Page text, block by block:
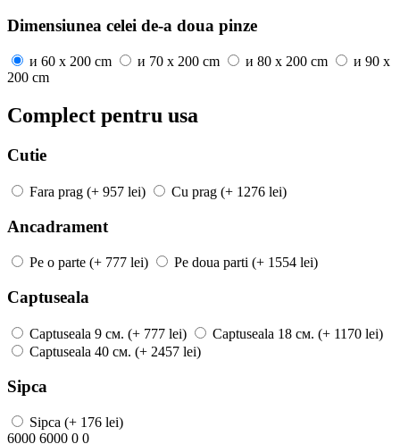
Dimensiunea celei de-a doua pinze
и 60 x 200 cm и 70 x 200 cm и 80 x 200 cm и 90 x
200 cm
Complect pentru usa
Cutie
Fara prag (+ 957 lei) Cu prag (+ 1276 lei)
Ancadrament
Pe o parte (+ 777 lei) Pe doua parti (+ 1554 lei)
Captuseala
Captuseala 9 см. (+ 777 lei) Captuseala 18 см. (+ 1170 lei)
Captuseala 40 см. (+ 2457 lei)
Sipca
Sipca (+ 176 lei)
6000 6000 0 0